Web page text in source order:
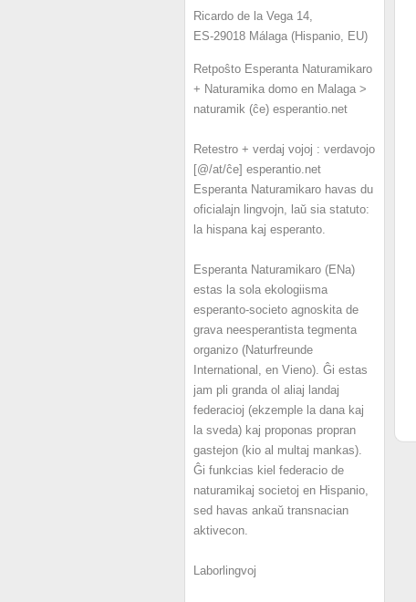
Ricardo de la Vega 14,
ES-29018 Málaga (Hispanio, EU)
Retpoŝto Esperanta Naturamikaro
+ Naturamika domo en Malaga >
naturamik (ĉe) esperantio.net
Retestro + verdaj vojoj : verdavojo
[@/at/ĉe] esperantio.net
Esperanta Naturamikaro havas du
oficialajn lingvojn, laŭ sia statuto:
la hispana kaj esperanto.
Esperanta Naturamikaro (ENa)
estas la sola ekologiisma
esperanto-societo agnoskita de
grava neesperantista tegmenta
organizo (Naturfreunde
International, en Vieno). Ĝi estas
jam pli granda ol aliaj landaj
federacioj (ekzemple la dana kaj
la sveda) kaj proponas propran
gastejon (kio al multaj mankas).
Ĝi funkcias kiel federacio de
naturamikaj societoj en Hispanio,
sed havas ankaŭ transnacian
aktivecon.
Laborlingvoj